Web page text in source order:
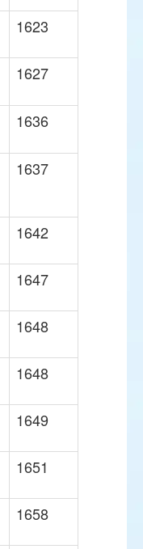
1623
1627
1636
1637
1642
1647
1648
1648
1649
1651
1658